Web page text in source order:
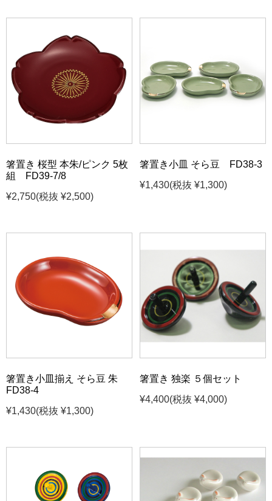
箸置き 桜型 本朱/ピンク 5枚
組 FD39-7/8
¥2,750(税抜 ¥2,500)
箸置き小皿 そら豆 FD38-3
¥1,430(税抜 ¥1,300)
箸置き小皿揃え そら豆 朱
FD38-4
¥1,430(税抜 ¥1,300)
箸置き 独楽 ５個セット
¥4,400(税抜 ¥4,000)